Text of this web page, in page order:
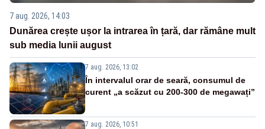
7 aug. 2026, 14:03
Dunărea crește ușor la intrarea în țară, dar rămâne mult
sub media lunii august
7 aug. 2026, 13:02
În intervalul orar de seară, consumul de
curent „a scăzut cu 200-300 de megawați”
7 aug. 2026, 10:51